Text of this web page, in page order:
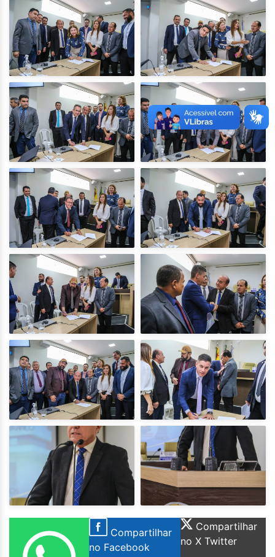
Compartilhar
no Facebook
Compartilhar
no X Twitter